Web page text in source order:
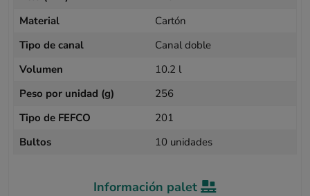
Material
Cartón
Tipo de canal
Canal doble
Volumen
10.2 l
Peso por unidad (g)
256
Tipo de FEFCO
201
Bultos
10 unidades
Información palet